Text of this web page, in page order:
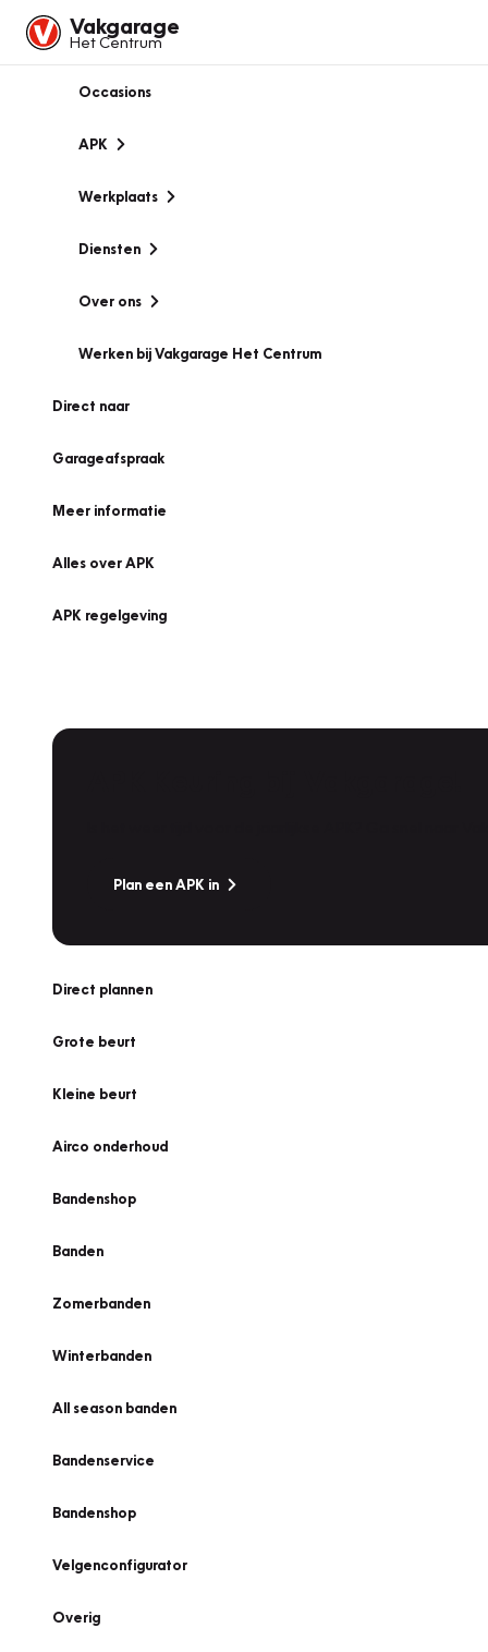
Vakgarage
Het Centrum
Occasions
APK
Werkplaats
Diensten
Over ons
Werken bij Vakgarage Het Centrum
Direct naar
Garageafspraak
Meer informatie
Alles over APK
APK regelgeving
Plan een APK in
Direct plannen
Grote beurt
Kleine beurt
Airco onderhoud
Bandenshop
Banden
Zomerbanden
Winterbanden
All season banden
Bandenservice
Bandenshop
Velgenconfigurator
Overig